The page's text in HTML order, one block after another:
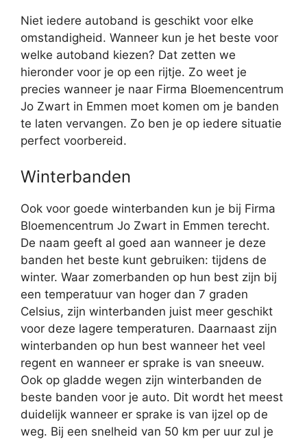
Niet iedere autoband is geschikt voor elke
omstandigheid. Wanneer kun je het beste voor
welke autoband kiezen? Dat zetten we
hieronder voor je op een rijtje. Zo weet je
precies wanneer je naar Firma Bloemencentrum
Jo Zwart in Emmen moet komen om je banden
te laten vervangen. Zo ben je op iedere situatie
perfect voorbereid.
Winterbanden
Ook voor goede winterbanden kun je bij Firma
Bloemencentrum Jo Zwart in Emmen terecht.
De naam geeft al goed aan wanneer je deze
banden het beste kunt gebruiken: tijdens de
winter. Waar zomerbanden op hun best zijn bij
een temperatuur van hoger dan 7 graden
Celsius, zijn winterbanden juist meer geschikt
voor deze lagere temperaturen. Daarnaast zijn
winterbanden op hun best wanneer het veel
regent en wanneer er sprake is van sneeuw.
Ook op gladde wegen zijn winterbanden de
beste banden voor je auto. Dit wordt het meest
duidelijk wanneer er sprake is van ijzel op de
weg. Bij een snelheid van 50 km per uur zul je